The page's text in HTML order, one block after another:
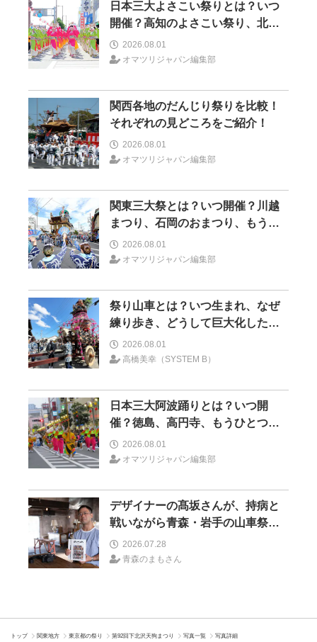
日本三大よさこい祭りとは？いつ
開催？高知のよさこい祭り、北海
道のYOSAKOIソーラン、もう一つ
はどこ？
2026.08.01
オマツリジャパン編集部
関西各地のだんじり祭りを比較！
それぞれの見どころをご紹介！
2026.08.01
オマツリジャパン編集部
関東三大祭とは？いつ開催？川越
まつり、石岡のおまつり、もう一
つはどこ？
2026.08.01
オマツリジャパン編集部
祭り山車とは？いつ生まれ、なぜ
練り歩き、どうして巨大化したの
か―山車とイノベーション―＜前
編＞
2026.08.01
高橋美幸（SYSTEM B）
日本三大阿波踊りとは？いつ開
催？徳島、高円寺、もうひとつは
どこ？
2026.08.01
オマツリジャパン編集部
デザイナーの髙坂さんが、持病と
戦いながら青森・岩手の山車祭り
の取材を続けた理由 30の山車祭
りの魅力、ぎゅっと一冊に
2026.07.28
青森のまもさん
トップ 関東地方 東京都の祭り 第92回下北沢天狗まつり 写真一覧 写真詳細